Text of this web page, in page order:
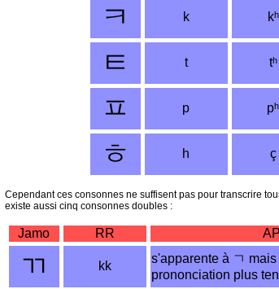
ㅋ k kʰ
ㅌ t tʰ
ㅍ p pʰ
ㅎ h ç
Cependant ces consonnes ne suffisent pas pour transcrire
existe aussi cinq consonnes doubles :
Jamo RR API
ㄲ kk
s'apparente à ㄱ
prononciation plus